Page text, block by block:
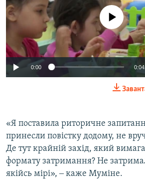
No media source
0:00
«Я поставила риторичне
принесли повістку додому, не
Де тут крайній захід, який
формату затримання? Не
якійсь мірі», ‒ каже Муміне.